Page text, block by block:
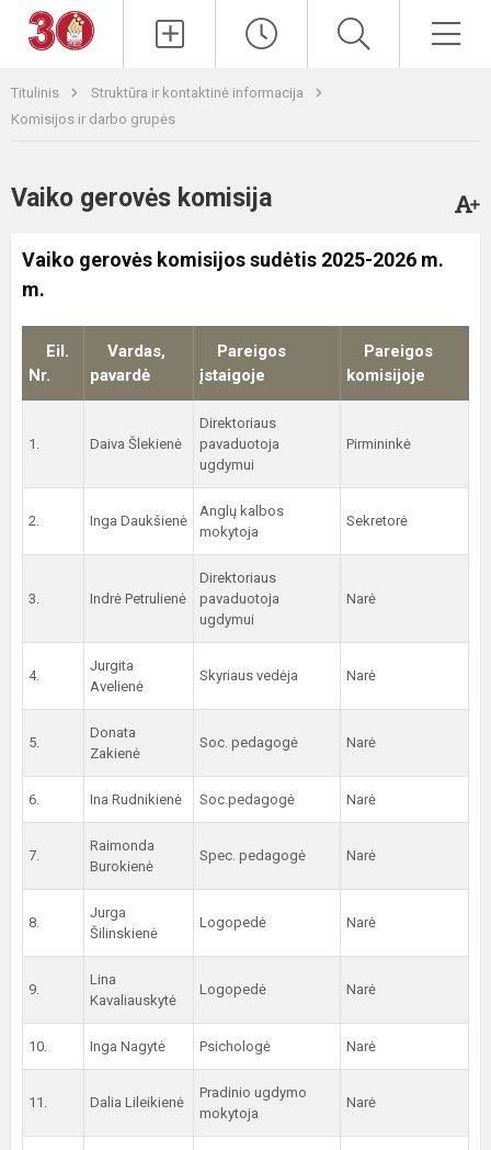
Titulinis
Struktūra ir kontaktinė informacija
Komisijos ir darbo grupės
Vaiko gerovės komisija
Vaiko gerovės komisijos sudėtis 2025-2026 m.
m.
Eil.
Nr.
Vardas,
pavardė
Pareigos
įstaigoje
Pareigos
komisijoje
1. Daiva Šlekienė
Direktoriaus
pavaduotoja
ugdymui
Pirmininkė
2. Inga Daukšienė
Anglų kalbos
mokytoja
Sekretorė
3. Indrė Petrulienė
Direktoriaus
pavaduotoja
ugdymui
Narė
4.
Jurgita
Avelienė
Skyriaus vedėja Narė
5.
Donata
Zakienė
Soc. pedagogė Narė
6. Ina Rudnikienė Soc.pedagogė Narė
7.
Raimonda
Burokienė
Spec. pedagogė Narė
8.
Jurga
Šilinskienė
Logopedė Narė
9.
Lina
Kavaliauskytė
Logopedė Narė
10. Inga Nagytė Psichologė Narė
11. Dalia Lileikienė
Pradinio ugdymo
mokytoja
Narė